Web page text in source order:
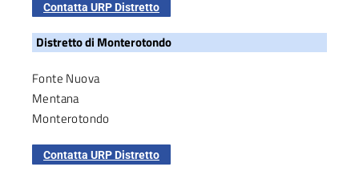
Contatta URP Distretto
Distretto di Monterotondo
Fonte Nuova
Mentana
Monterotondo
Contatta URP Distretto